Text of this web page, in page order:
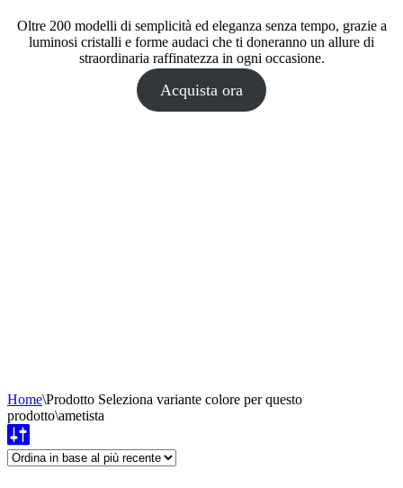
Oltre 200 modelli di semplicità ed eleganza senza tempo, grazie a
luminosi cristalli e forme audaci che ti doneranno un allure di
straordinaria raffinatezza in ogni occasione.
Acquista ora
Home\Prodotto Seleziona variante colore per questo
prodotto\ametista